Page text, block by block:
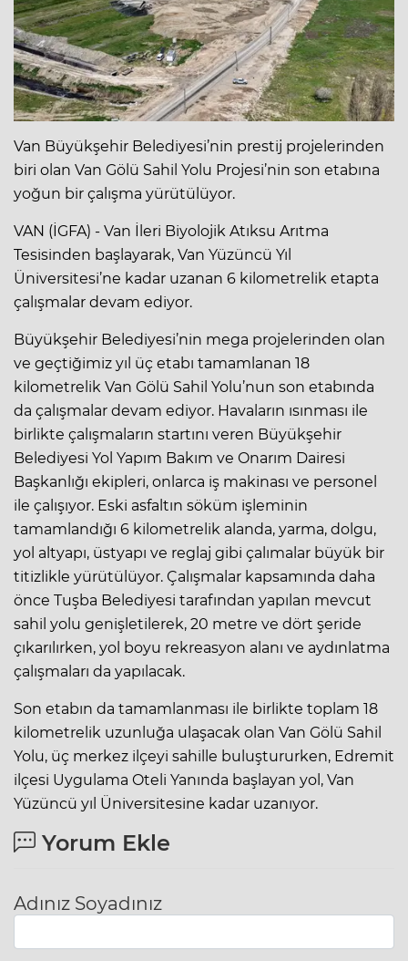
Van Büyükşehir Belediyesi’nin prestij projelerinden
biri olan Van Gölü Sahil Yolu Projesi’nin son etabına
yoğun bir çalışma yürütülüyor.
VAN (İGFA) - Van İleri Biyolojik Atıksu Arıtma
Tesisinden başlayarak, Van Yüzüncü Yıl
Üniversitesi’ne kadar uzanan 6 kilometrelik etapta
çalışmalar devam ediyor.
Büyükşehir Belediyesi’nin mega projelerinden olan
ve geçtiğimiz yıl üç etabı tamamlanan 18
kilometrelik Van Gölü Sahil Yolu’nun son etabında
da çalışmalar devam ediyor. Havaların ısınması ile
birlikte çalışmaların startını veren Büyükşehir
Belediyesi Yol Yapım Bakım ve Onarım Dairesi
Başkanlığı ekipleri, onlarca iş makinası ve personel
ile çalışıyor. Eski asfaltın söküm işleminin
tamamlandığı 6 kilometrelik alanda, yarma, dolgu,
yol altyapı, üstyapı ve reglaj gibi çalımalar büyük bir
titizlikle yürütülüyor. Çalışmalar kapsamında daha
önce Tuşba Belediyesi tarafından yapılan mevcut
sahil yolu genişletilerek, 20 metre ve dört şeride
çıkarılırken, yol boyu rekreasyon alanı ve aydınlatma
çalışmaları da yapılacak.
Son etabın da tamamlanması ile birlikte toplam 18
kilometrelik uzunluğa ulaşacak olan Van Gölü Sahil
Yolu, üç merkez ilçeyi sahille buluştururken, Edremit
ilçesi Uygulama Oteli Yanında başlayan yol, Van
Yüzüncü yıl Üniversitesine kadar uzanıyor.
Yorum Ekle
Adınız Soyadınız